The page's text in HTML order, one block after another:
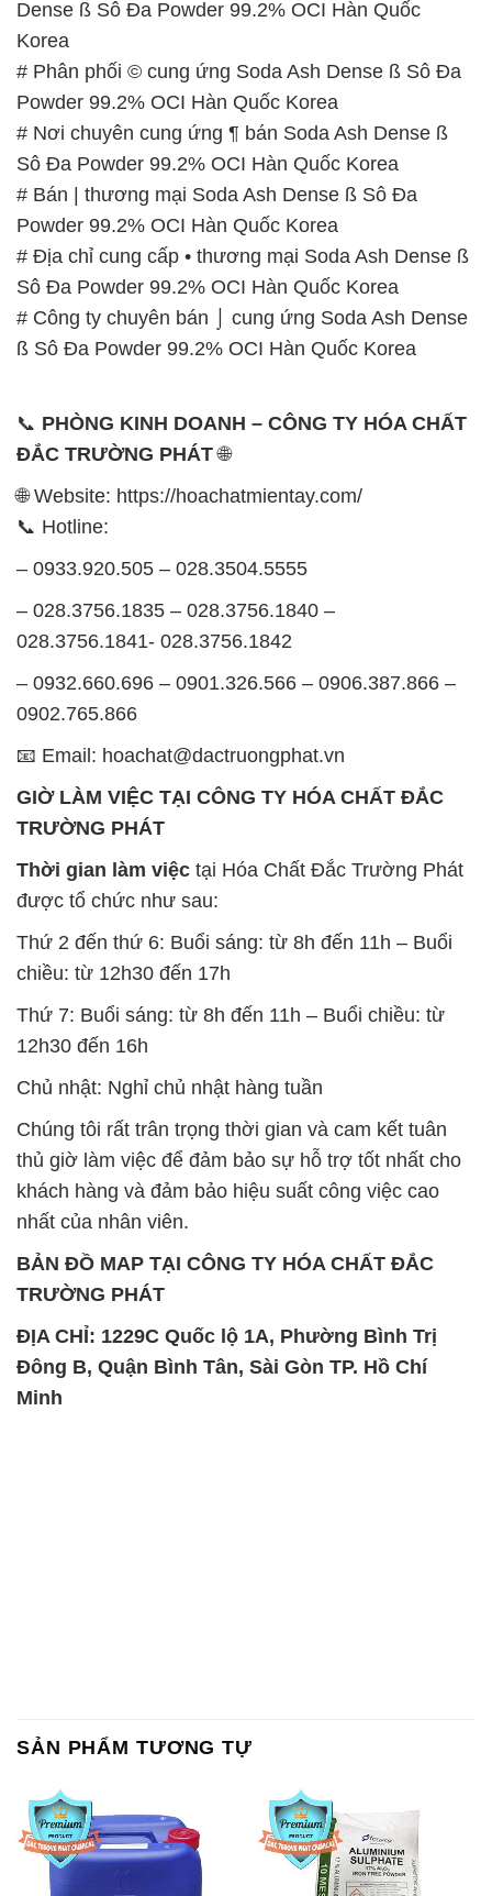
Dense ß Sô Đa Powder 99.2% OCI Hàn Quốc
Korea
# Phân phối © cung ứng Soda Ash Dense ß Sô Đa
Powder 99.2% OCI Hàn Quốc Korea
# Nơi chuyên cung ứng ¶ bán Soda Ash Dense ß
Sô Đa Powder 99.2% OCI Hàn Quốc Korea
# Bán | thương mại Soda Ash Dense ß Sô Đa
Powder 99.2% OCI Hàn Quốc Korea
# Địa chỉ cung cấp • thương mại Soda Ash Dense ß
Sô Đa Powder 99.2% OCI Hàn Quốc Korea
# Công ty chuyên bán ⌡ cung ứng Soda Ash Dense
ß Sô Đa Powder 99.2% OCI Hàn Quốc Korea
📞 PHÒNG KINH DOANH – CÔNG TY HÓA CHẤT
ĐẮC TRƯỜNG PHÁT🌐
🌐 Website: https://hoachatmientay.com/
📞 Hotline:
– 0933.920.505 – 028.3504.5555
– 028.3756.1835 – 028.3756.1840 –
028.3756.1841- 028.3756.1842
– 0932.660.696 – 0901.326.566 – 0906.387.866 –
0902.765.866
📧 Email: hoachat@dactruongphat.vn
GIỜ LÀM VIỆC TẠI CÔNG TY HÓA CHẤT ĐẮC
TRƯỜNG PHÁT
Thời gian làm việc tại Hóa Chất Đắc Trường Phát
được tổ chức như sau:
Thứ 2 đến thứ 6: Buổi sáng: từ 8h đến 11h – Buổi
chiều: từ 12h30 đến 17h
Thứ 7: Buổi sáng: từ 8h đến 11h – Buổi chiều: từ
12h30 đến 16h
Chủ nhật: Nghỉ chủ nhật hàng tuần
Chúng tôi rất trân trọng thời gian và cam kết tuân
thủ giờ làm việc để đảm bảo sự hỗ trợ tốt nhất cho
khách hàng và đảm bảo hiệu suất công việc cao
nhất của nhân viên.
BẢN ĐỒ MAP TẠI CÔNG TY HÓA CHẤT ĐẮC
TRƯỜNG PHÁT
ĐỊA CHỈ: 1229C Quốc lộ 1A, Phường Bình Trị
Đông B, Quận Bình Tân, Sài Gòn TP. Hồ Chí
Minh
SẢN PHẨM TƯƠNG TỰ